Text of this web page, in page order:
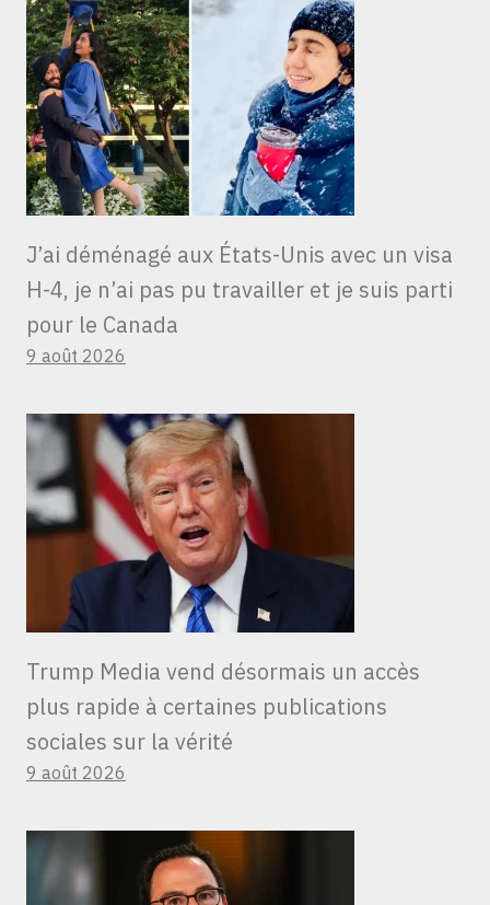
J’ai déménagé aux États-Unis avec un visa
H-4, je n’ai pas pu travailler et je suis parti
pour le Canada
9 août 2026
Trump Media vend désormais un accès
plus rapide à certaines publications
sociales sur la vérité
9 août 2026